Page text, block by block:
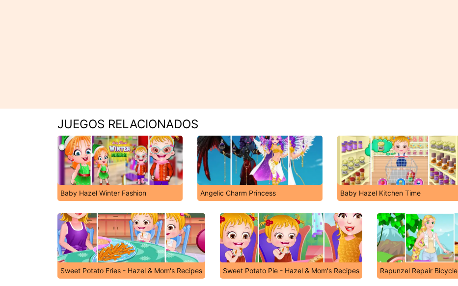
JUEGOS RELACIONADOS
Baby Hazel Winter Fashion Angelic Charm Princess Baby Hazel Kitchen Time
Sweet Potato Fries - Hazel & Mom's Recipes Sweet Potato Pie - Hazel & Mom's Recipes Rapunzel Repair Bicycle